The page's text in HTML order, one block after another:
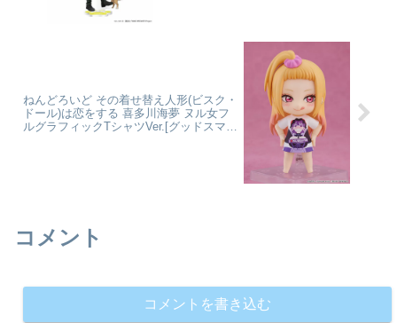
ねんどろいど その着せ替え人形(ビスク・
ドール)は恋をする 喜多川海夢 ヌル女フ
ルグラフィックTシャツVer.[グッドスマイ
コメント
コメントを書き込む